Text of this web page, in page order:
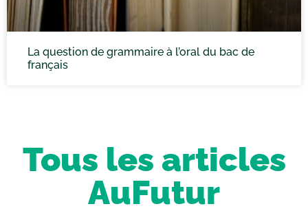
La question de grammaire à l’oral du bac de
français
Tous les articles
AuFutur